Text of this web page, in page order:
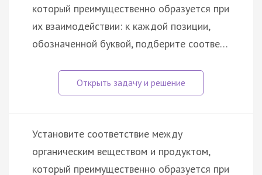
который преимущественно образуется при
их взаимодействии: к каждой позиции,
обозначенной буквой, подберите соотве…
Установите соответствие между
органическим веществом и продуктом,
который преимущественно образуется при